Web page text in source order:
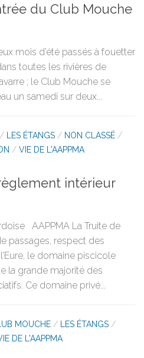
du Club Mouche
mois d’été passés à fouetter
toutes les rivières de
; le Club Mouche se
un samedi sur deux...
/ LES ÉTANGS / NON CLASSÉ /
/ VIE DE L'AAPPMA
intérieur
AAPPMA La Truite de
passages, respect des
le domaine piscicole
la grande majorité des
Ce domaine privé...
MOUCHE / LES ÉTANGS /
DE L'AAPPMA